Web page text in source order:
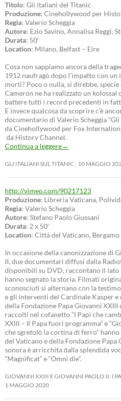
Titolo: Gli italiani del Titanic
Produzione: Cinehollywood per
Regia: Valerio Scheggia
Autore: Ezio Savino, Annalisa Reggi,
Durata: 50′
Location: Milano, Belfast – Eire
Cosa non sappiamo ancora della
1912 naufragò dopo l’impatto con
morti? Poco o nulla, si direbbe,
Cameron ne ha realizzato un kolossal
battere tutti i record precedenti in
E invece qualcosa da scoprire c’è
documentario di Valerio Scheggia
da Cinehollywood per Fox
da History Channel.
Continua a leggere→
GLI ITALIANI SUL TITANIC 10 MAGGIO
http://vimeo.com/90217123
Produzione: Libreria Vaticana,
Regia: Valerio Scheggia
Autore: Stefano Paolo Giussani
Durata: 2 x 50′
Location: Città del Vaticano, Bergamo
In occasione della canonizzazione di
II, due documentari diffusi dalla
disponibili su DVD, raccontano il
hanno segnato la storia. Filmati
sconosciuti si alternano con la
e gli interventi del Cardinale Kasper
della Fondazione Papa Giovanni XXIII
raccolti nel cofanetto “I Papi che
XXIII – Il Papa fuori programma” e
che sgretolò la cortina di ferro”
del Vaticano e della Fondazione Papa
sonora è arricchita dalla splendida
“Magnificat” e “Omni die”.
GIOVANNI XXIII E GIOVANNI PAOLO II: I
1 MAGGIO 2020